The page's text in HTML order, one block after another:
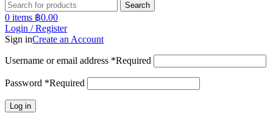
Search
0 items ฿0.00
Login / Register
Sign inCreate an Account
Username or email address *Required
Password *Required
Log in